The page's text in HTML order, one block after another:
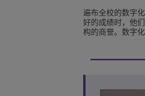
遍布全校的数字
好的成绩时，他
构的商誉。数字